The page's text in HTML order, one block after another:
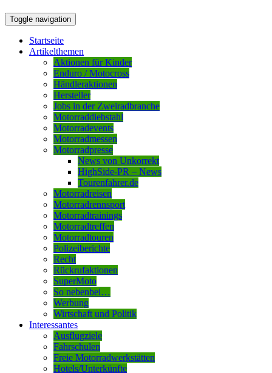
Toggle navigation
Startseite
Artikelthemen
Aktionen für Kinder
Enduro / Motocross
Händleraktionen
Hersteller
Jobs in der Zweiradbranche
Motorraddiebstahl
Motorradevents
Motorradmessen
Motorradpresse
News von Unkorrekt
HighSide-PR – News
Tourenfahrer.de
Motorradreisen
Motorradrennsport
Motorradtrainings
Motorradtreffen
Motorradtouren
Polizeiberichte
Recht
Rückrufaktionen
SuperMoto
So nebenbei…
Werbung
Wirtschaft und Politik
Interessantes
Ausflugziele
Fahrschulen
Freie Motorradwerkstätten
Hotels/Unterkünfte